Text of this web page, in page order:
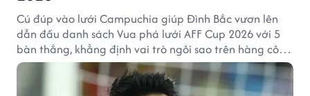
Cú đúp vào lưới Campuchia giúp Đình Bắc vươn lên
dẫn đầu danh sách Vua phá lưới AFF Cup 2026 với 5
bàn thắng, khẳng định vai trò ngôi sao trên hàng công
tuyển Việt Nam.